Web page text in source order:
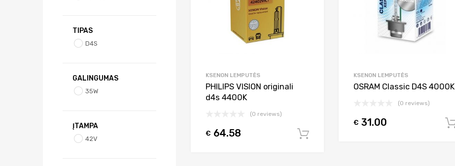
KSENON LEMPUTĖS
PHILIPS VISION originali
d4s 4400K
(0 reviews)
€ 64.58
KSENON LEMPUTĖS
OSRAM Classic D4S 4000K
(0 reviews)
€ 31.00
TIPAS
D4S
GALINGUMAS
35W
ĮTAMPA
42V